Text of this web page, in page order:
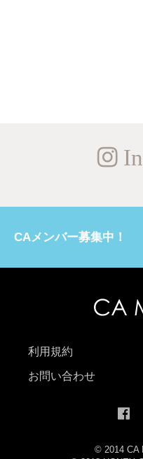
CAメンバー募集中！
利用規約
お問い合わせ
© 2014 CA